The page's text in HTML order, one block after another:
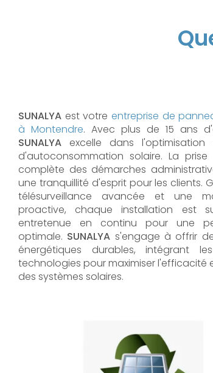
SUNALYA est votre entreprise de
à Montendre. Avec plus de 15 ans
SUNALYA excelle dans l'optimisation
d'autoconsommation solaire. La
complète des démarches
une tranquillité d'esprit pour les clients.
télésurveillance avancée et une
proactive, chaque installation est
entretenue en continu pour une
optimale. SUNALYA s'engage à offrir
énergétiques durables, intégrant
technologies pour maximiser l'efficacité
des systèmes solaires.